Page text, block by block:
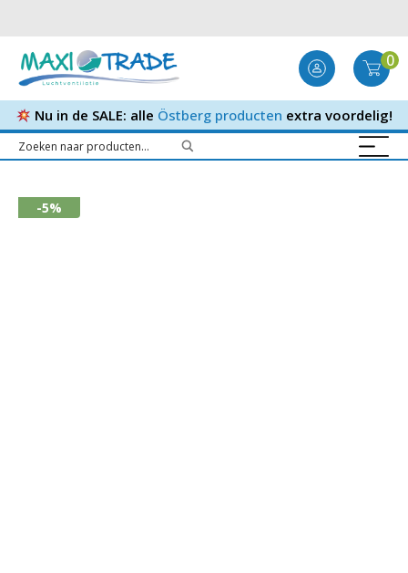
0
Nu in de SALE: alle Östberg producten extra voordelig!
-5%